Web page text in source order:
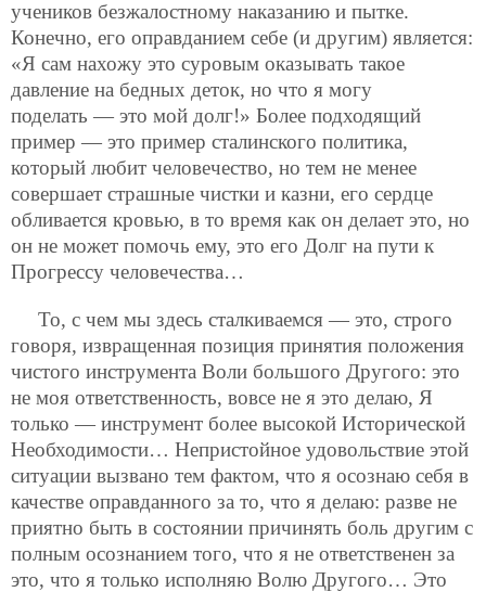
учеников безжалостному наказанию и пытке.
Конечно, его оправданием себе (и другим) является:
«Я сам нахожу это суровым оказывать такое
давление на бедных деток, но что я могу
поделать — это мой долг!» Более подходящий
пример — это пример сталинского политика,
который любит человечество, но тем не менее
совершает страшные чистки и казни, его сердце
обливается кровью, в то время как он делает это, но
он не может помочь ему, это его Долг на пути к
Прогрессу человечества…
То, с чем мы здесь сталкиваемся — это, строго
говоря, извращенная позиция принятия положения
чистого инструмента Воли большого Другого: это
не моя ответственность, вовсе не я это делаю, Я
только — инструмент более высокой Исторической
Необходимости… Непристойное удовольствие этой
ситуации вызвано тем фактом, что я осознаю себя в
качестве оправданного за то, что я делаю: разве не
приятно быть в состоянии причинять боль другим с
полным осознанием того, что я не ответственен за
это, что я только исполняю Волю Другого… Это